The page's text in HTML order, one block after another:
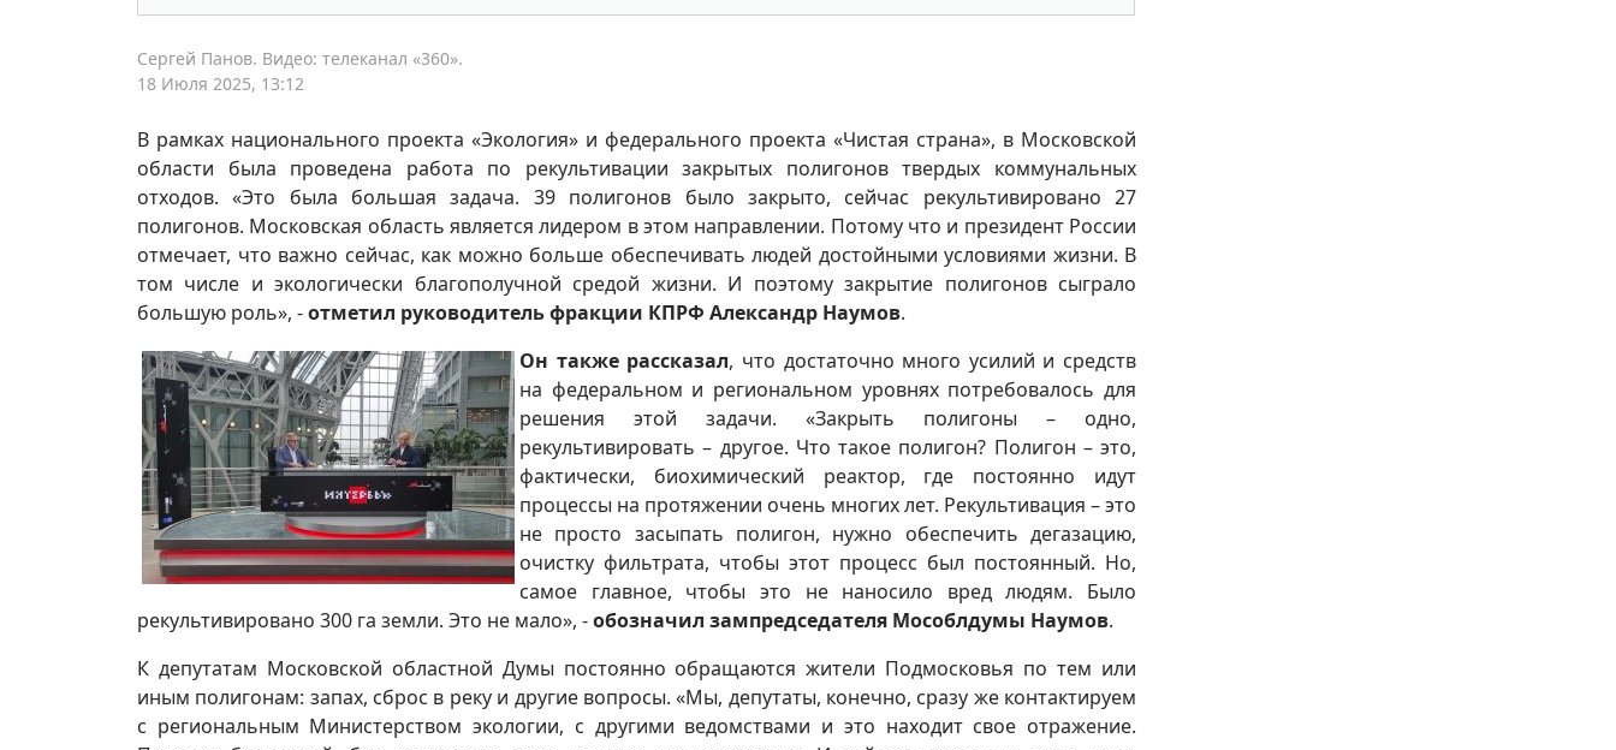
Сергей Панов. Видео: телеканал «360».
18 Июля 2025, 13:12
В рамках национального проекта «Экология» и федерального проекта «Чистая страна», в Московской
области была проведена работа по рекультивации закрытых полигонов твердых коммунальных
отходов. «Это была большая задача. 39 полигонов было закрыто, сейчас рекультивировано 27
полигонов. Московская область является лидером в этом направлении. Потому что и президент России
отмечает, что важно сейчас, как можно больше обеспечивать людей достойными условиями жизни. В
том числе и экологически благополучной средой жизни. И поэтому закрытие полигонов сыграло
большую роль», -отметил руководитель фракции КПРФ Александр Наумов.
Он также рассказал, что достаточно много усилий и средств
на федеральном и региональном уровнях потребовалось для
решения этой задачи. «Закрыть полигоны – одно,
рекультивировать – другое. Что такое полигон? Полигон – это,
фактически, биохимический реактор, где постоянно идут
процессы на протяжении очень многих лет. Рекультивация – это
не просто засыпать полигон, нужно обеспечить дегазацию,
очистку фильтрата, чтобы этот процесс был постоянный. Но,
самое главное, чтобы это не наносило вред людям. Было
рекультивировано 300 га земли. Это не мало», -обозначил зампредседателя Мособлдумы Наумов.
К депутатам Московской областной Думы постоянно обращаются жители Подмосковья по тем или
иным полигонам: запах, сброс в реку и другие вопросы. «Мы, депутаты, конечно, сразу же контактируем
с региональным Министерством экологии, с другими ведомствами и это находит свое отражение.